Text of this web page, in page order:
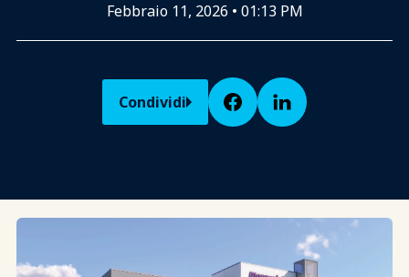
Febbraio 11, 2026 • 01:13 PM
Condividi